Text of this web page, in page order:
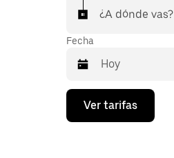
¿A dónde vas?
Fecha
Presiona
flecha
Ver tarifas